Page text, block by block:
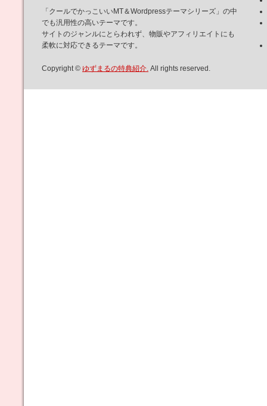
「クールでかっこいいMT＆Wordpressテーマシリーズ」の中
でも汎用性の高いテーマです。
サイトのジャンルにとらわれず、物販やアフィリエイトにも
柔軟に対応できるテーマです。
Copyright © ゆずまるの特典紹介. All rights reserved.